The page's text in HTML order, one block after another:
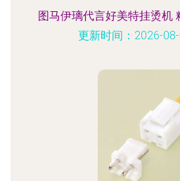
图马伊璃代言好美特挂烫机
更新时间：2026-